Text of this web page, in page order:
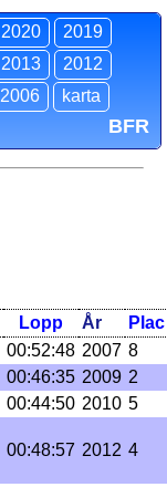
2020
2019
2013
2012
2006
karta
BFR
Lopp År
Plac
00:52:48 2007 8
00:46:35 2009 2
00:44:50 2010 5
00:48:57 2012 4